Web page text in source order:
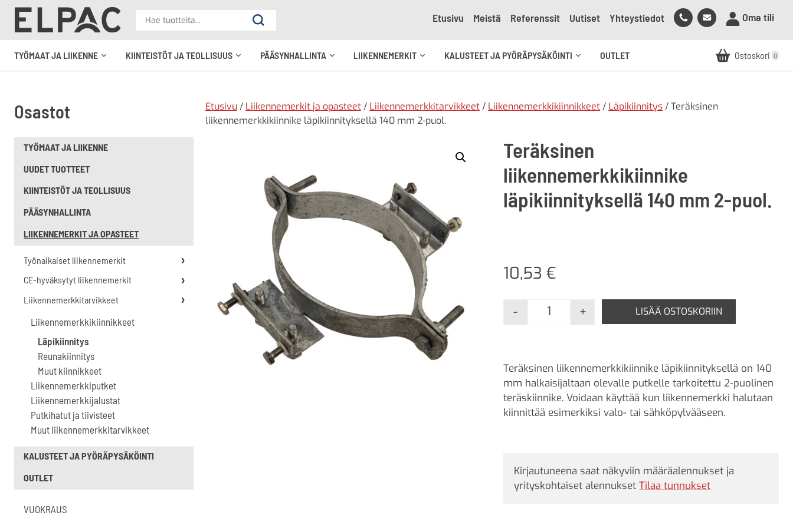
Hae
Hae
Etusivu Meistä Referenssit Uutiset Yhteystiedot
Soita
meille
Lähetä
meille
Oma tili
TYÖMAAT JA LIIKENNE
KIINTEISTÖT JA TEOLLISUUS
PÄÄSYNHALLINTA
LIIKENNEMERKIT
KALUSTEET JA PYÖRÄPYSÄKÖINTI
OUTLET Ostoskori 0
Osastot
TYÖMAAT JA LIIKENNE
UUDET TUOTTEET
KIINTEISTÖT JA TEOLLISUUS
PÄÄSYNHALLINTA
LIIKENNEMERKIT JA OPASTEET
Työnaikaiset liikennemerkit
CE-hyväksytyt liikennemerkit
Liikennemerkkitarvikkeet
Liikennemerkkikiinnikkeet
Läpikiinnitys
Reunakiinnitys
Muut kiinnikkeet
Liikennemerkkiputket
Liikennemerkkijalustat
Putkihatut ja tiivisteet
Muut liikennemerkkitarvikkeet
KALUSTEET JA PYÖRÄPYSÄKÖINTI
OUTLET
VUOKRAUS
Etusivu / Liikennemerkit ja opasteet / Liikennemerkkitarvikkeet / Liikennemerkkikiinnikkeet / Läpikiinnitys / Teräksinen
liikennemerkkikiinnike läpikiinnityksellä 140 mm 2-puol.
Teräksinen
liikennemerkkikiinnike
läpikiinnityksellä 140 mm 2-puol.
10,53€
Teräksinen liikennemerkkikiinnike läpikiinnityksellä
- + LISÄÄ OSTOSKORIIN
Teräksinen liikennemerkkikiinnike läpikiinnityksellä on 140
mm halkaisijaltaan olevalle putkelle tarkoitettu 2-puolinen
teräskiinnike. Voidaan käyttää kun liikennemerkki halutaan
kiinnittää esimerkiksi valo- tai sähköpylvääseen.
Kirjautuneena saat näkyviin määräalennukset ja
yrityskohtaiset alennuksetTilaa tunnukset